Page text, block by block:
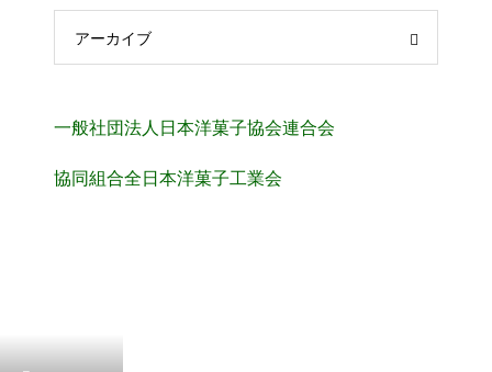
アーカイブ
一般社団法人日本洋菓子協会連合会
協同組合全日本洋菓子工業会